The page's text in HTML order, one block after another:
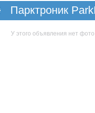
Парктроник
У этого объявления нет